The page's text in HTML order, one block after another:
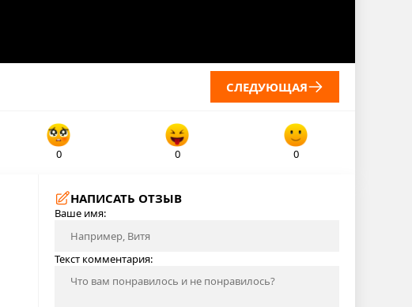
СЛЕДУЮЩАЯ
0 0 0
НАПИСАТЬ ОТЗЫВ
Ваше имя:
Текст комментария: